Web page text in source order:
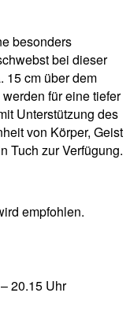
besonders
bei dieser
15 cm über dem
für eine tiefer
Unterstützung des
von Körper, Geist
Tuch zur Verfügung.
empfohlen.
20.15 Uhr